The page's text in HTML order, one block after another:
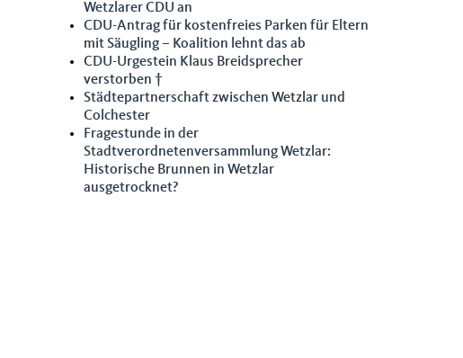
Wetzlarer CDU an
CDU-Antrag für kostenfreies Parken für Eltern
mit Säugling – Koalition lehnt das ab
CDU-Urgestein Klaus Breidsprecher
verstorben †
Städtepartnerschaft zwischen Wetzlar und
Colchester
Fragestunde in der
Stadtverordnetenversammlung Wetzlar:
Historische Brunnen in Wetzlar
ausgetrocknet?